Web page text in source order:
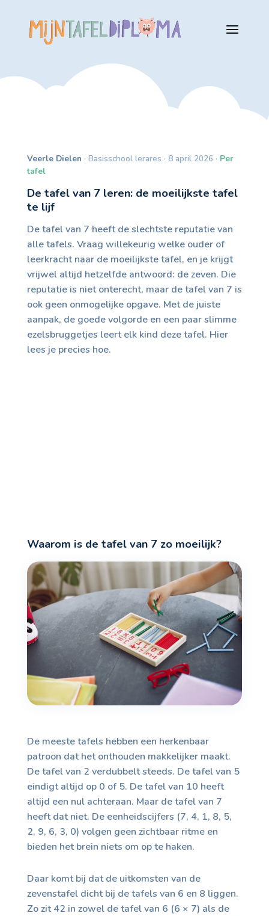
Veerle Dielen · Basisschool lerares · 8 april 2026 · Per
tafel
De tafel van 7 leren: de moeilijkste tafel
te lijf
De tafel van 7 heeft de slechtste reputatie van
alle tafels. Vraag willekeurig welke ouder of
leerkracht naar de moeilijkste tafel, en je krijgt
vrijwel altijd hetzelfde antwoord: de zeven. Die
reputatie is niet onterecht, maar de tafel van 7 is
ook geen onmogelijke opgave. Met de juiste
aanpak, de goede volgorde en een paar slimme
ezelsbruggetjes leert elk kind deze tafel. Hier
lees je precies hoe.
Waarom is de tafel van 7 zo moeilijk?
De meeste tafels hebben een herkenbaar
patroon dat het onthouden makkelijker maakt.
De tafel van 2 verdubbelt steeds. De tafel van 5
eindigt altijd op 0 of 5. De tafel van 10 heeft
altijd een nul achteraan. Maar de tafel van 7
heeft dat niet. De eenheidscijfers (7, 4, 1, 8, 5,
2, 9, 6, 3, 0) volgen geen zichtbaar ritme en
bieden het brein niets om op te haken.
Daar komt bij dat de uitkomsten van de
zevenstafel dicht bij de tafels van 6 en 8 liggen.
Zo zit 42 in zowel de tafel van 6 (6 × 7) als de